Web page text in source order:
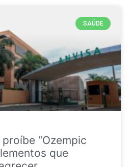
SAÚDE
“Ozempic
que